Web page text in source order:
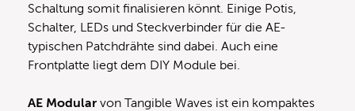
Schaltung somit finalisieren könnt. Einige Potis,
Schalter, LEDs und Steckverbinder für die AE-
typischen Patchdrähte sind dabei. Auch eine
Frontplatte liegt dem DIY Module bei.
AE Modular von Tangible Waves ist ein kompaktes